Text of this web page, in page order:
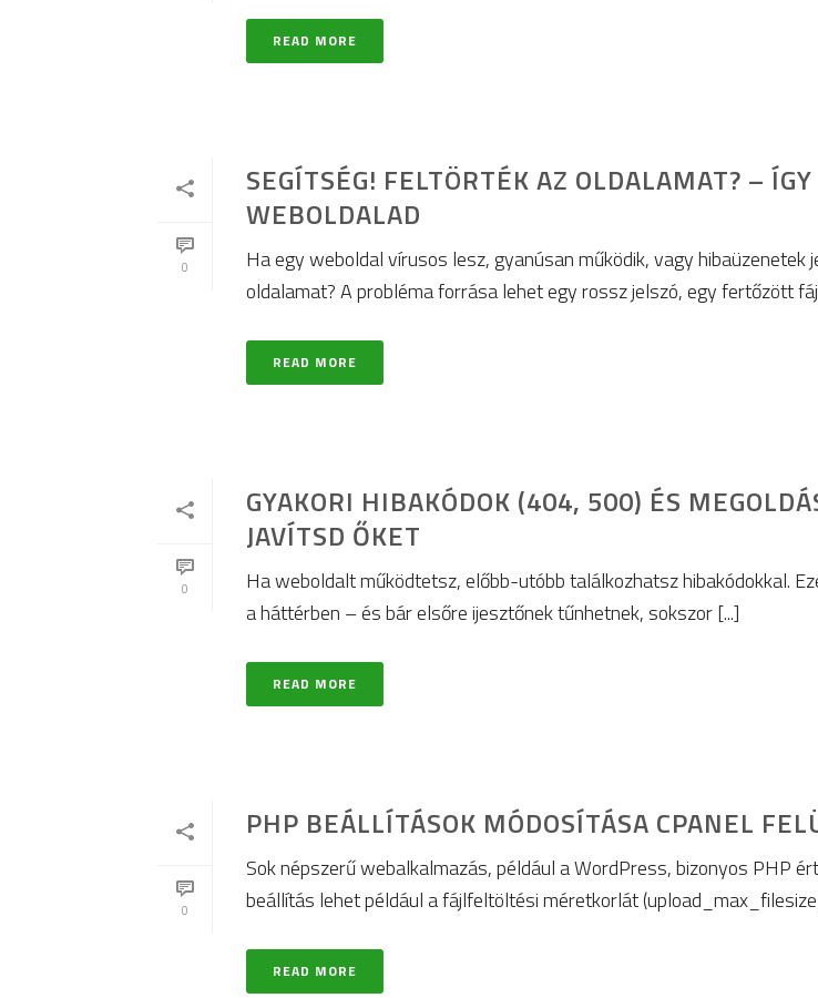
READ MORE
0
SEGÍTSÉG! FELTÖRTÉK AZ OLDALAMAT? –
WEBOLDALAD
Ha egy weboldal vírusos lesz, gyanúsan működik, vagy
oldalamat? A probléma forrása lehet egy rossz jelszó, egy fertőzött
READ MORE
0
GYAKORI HIBAKÓDOK (404, 500) ÉS
JAVÍTSD ŐKET
Ha weboldalt működtetsz, előbb-utóbb találkozhatsz hibakódokkal.
a háttérben – és bár elsőre ijesztőnek tűnhetnek, sokszor [...]
READ MORE
0
PHP BEÁLLÍTÁSOK MÓDOSÍTÁSA CPANEL
Sok népszerű webalkalmazás, például a WordPress, bizonyos PHP
beállítás lehet például a fájlfeltöltési méretkorlát
READ MORE